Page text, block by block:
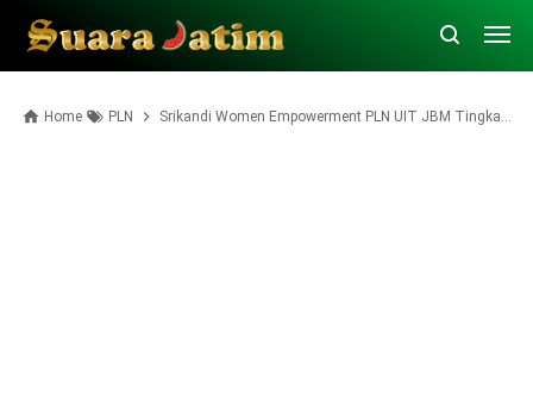
Home PLN Srikandi Women Empowerment PLN UIT JBM Tingkatkan Daya Saing Sektor Energi